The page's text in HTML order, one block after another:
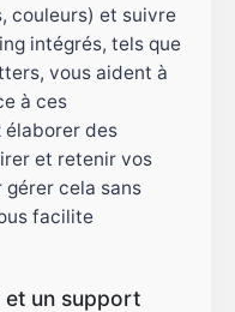
couleurs) et suivre
intégrés, tels que
vous aident à
à ces
élaborer des
et retenir vos
cela sans
facilite
et un support